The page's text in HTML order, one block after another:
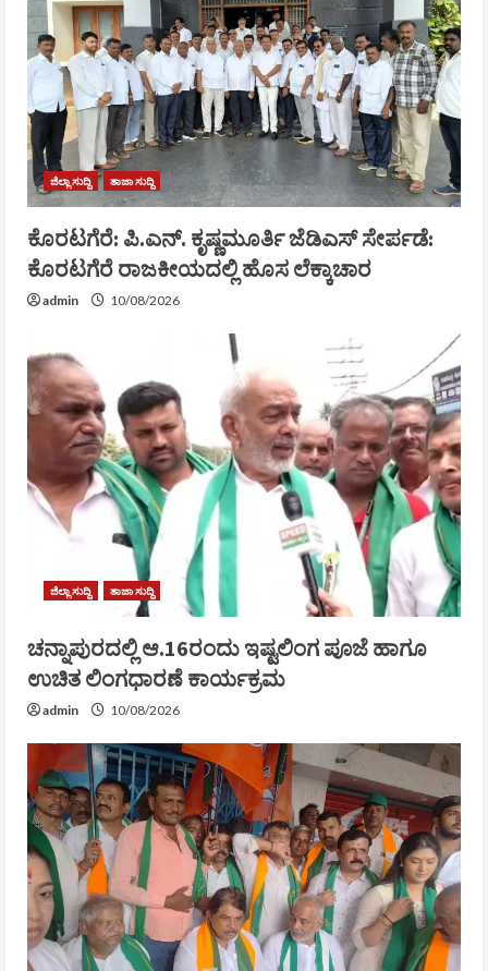
ಜಿಲ್ಲಾ ಸುದ್ದಿ ತಾಜಾ ಸುದ್ದಿ
ಕೊರಟಗೆರೆ: ಪಿ.ಎನ್. ಕೃಷ್ಣಮೂರ್ತಿ ಜೆಡಿಎಸ್ ಸೇರ್ಪಡೆ:
ಕೊರಟಗೆರೆ ರಾಜಕೀಯದಲ್ಲಿ ಹೊಸ ಲೆಕ್ಕಾಚಾರ
admin 10/08/2026
ಜಿಲ್ಲಾ ಸುದ್ದಿ ತಾಜಾ ಸುದ್ದಿ
ಚನ್ನಾಪುರದಲ್ಲಿ ಆ.16ರಂದು ಇಷ್ಟಲಿಂಗ ಪೂಜೆ ಹಾಗೂ
ಉಚಿತ ಲಿಂಗಧಾರಣೆ ಕಾರ್ಯಕ್ರಮ
admin 10/08/2026